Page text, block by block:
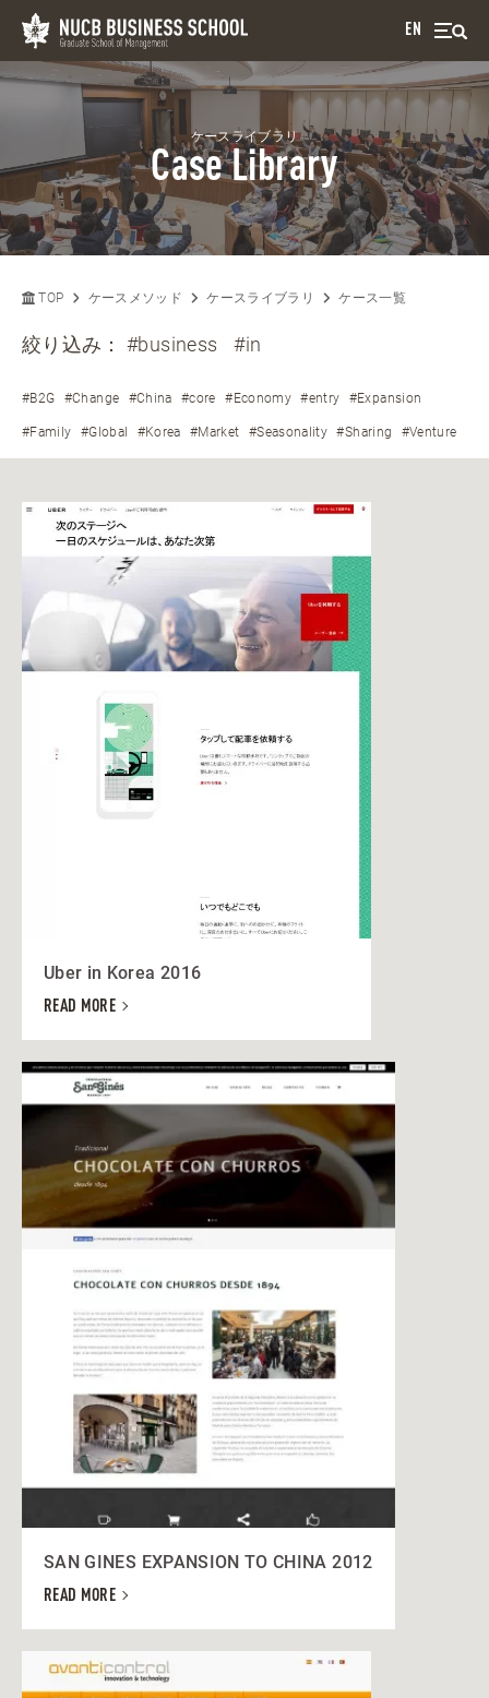
EN
ケースライブラリ
Case Library
TOP ケースメソッド ケースライブラリ ケース一覧
絞り込み：#business #in
#B2G #Change #China #core #Economy #entry #Expansion
#Family #Global #Korea #Market #Seasonality #Sharing #Venture
Uber in Korea 2016
READ MORE
SAN GINES EXPANSION TO CHINA 2012
READ MORE